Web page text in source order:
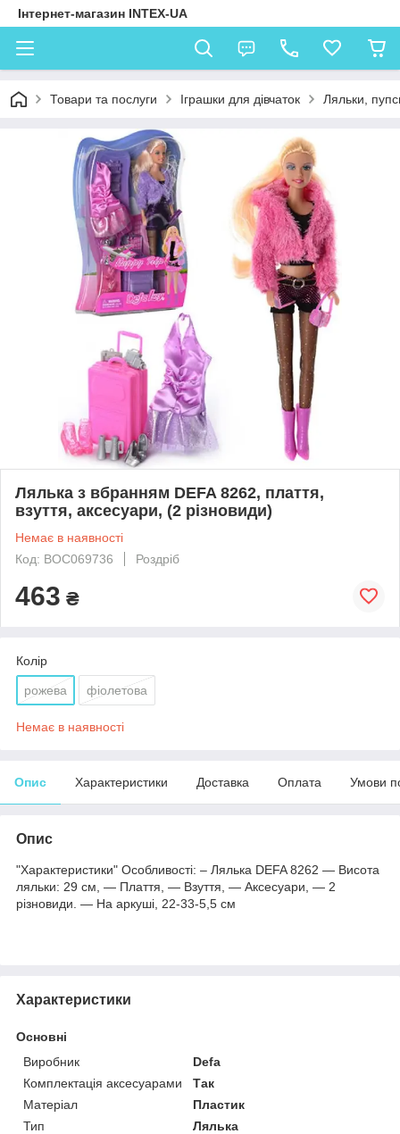
Інтернет-магазин INTEX-UA
Товари та послуги Іграшки для дівчаток Ляльки,
Лялька з вбранням DEFA 8262, плаття,
взуття, аксесуари, (2 різновиди)
Немає в наявності
Код: BOC069736
Роздріб
463 ₴
Колір
рожева фіолетова
Немає в наявності
Опис Характеристики Доставка Оплата Умови
Опис
"Характеристики" Особливості: – Лялька DEFA 8262 — Висота
ляльки: 29 см, ― Плаття, ― Взуття, ― Аксесуари, — 2
різновиди. ― На аркуші, 22-33-5,5 см
Характеристики
Основні
Виробник
Defa
Комплектація аксесуарами
Так
Матеріал
Пластик
Тип
Лялька